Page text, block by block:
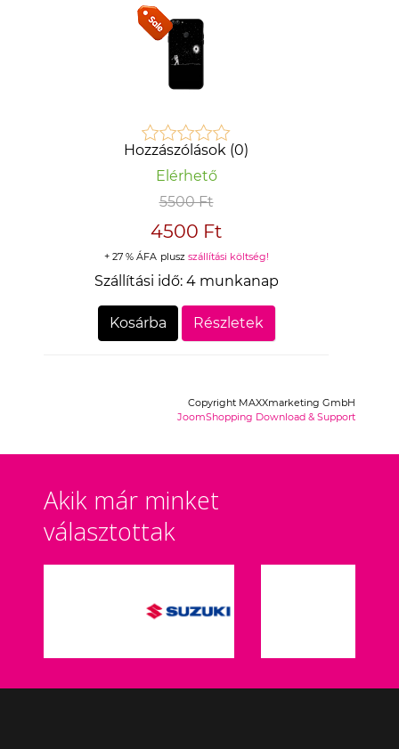
Hozzászólások (0)
Elérhető
5500 Ft
4500 Ft
+ 27 % ÁFA plusz szállítási költség!
Szállítási idő: 4 munkanap
Kosárba Részletek
Copyright MAXXmarketing GmbH
JoomShopping Download & Support
Akik már minket
választottak